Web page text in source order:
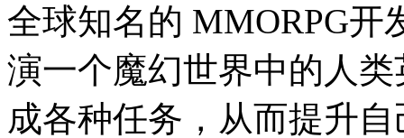
全球知名的 MMORPG
演一个魔幻世界中的人
成各种任务，从而提升